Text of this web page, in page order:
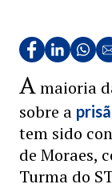
Amaioria
sobre a
tem sido
de Moraes,
Turma do